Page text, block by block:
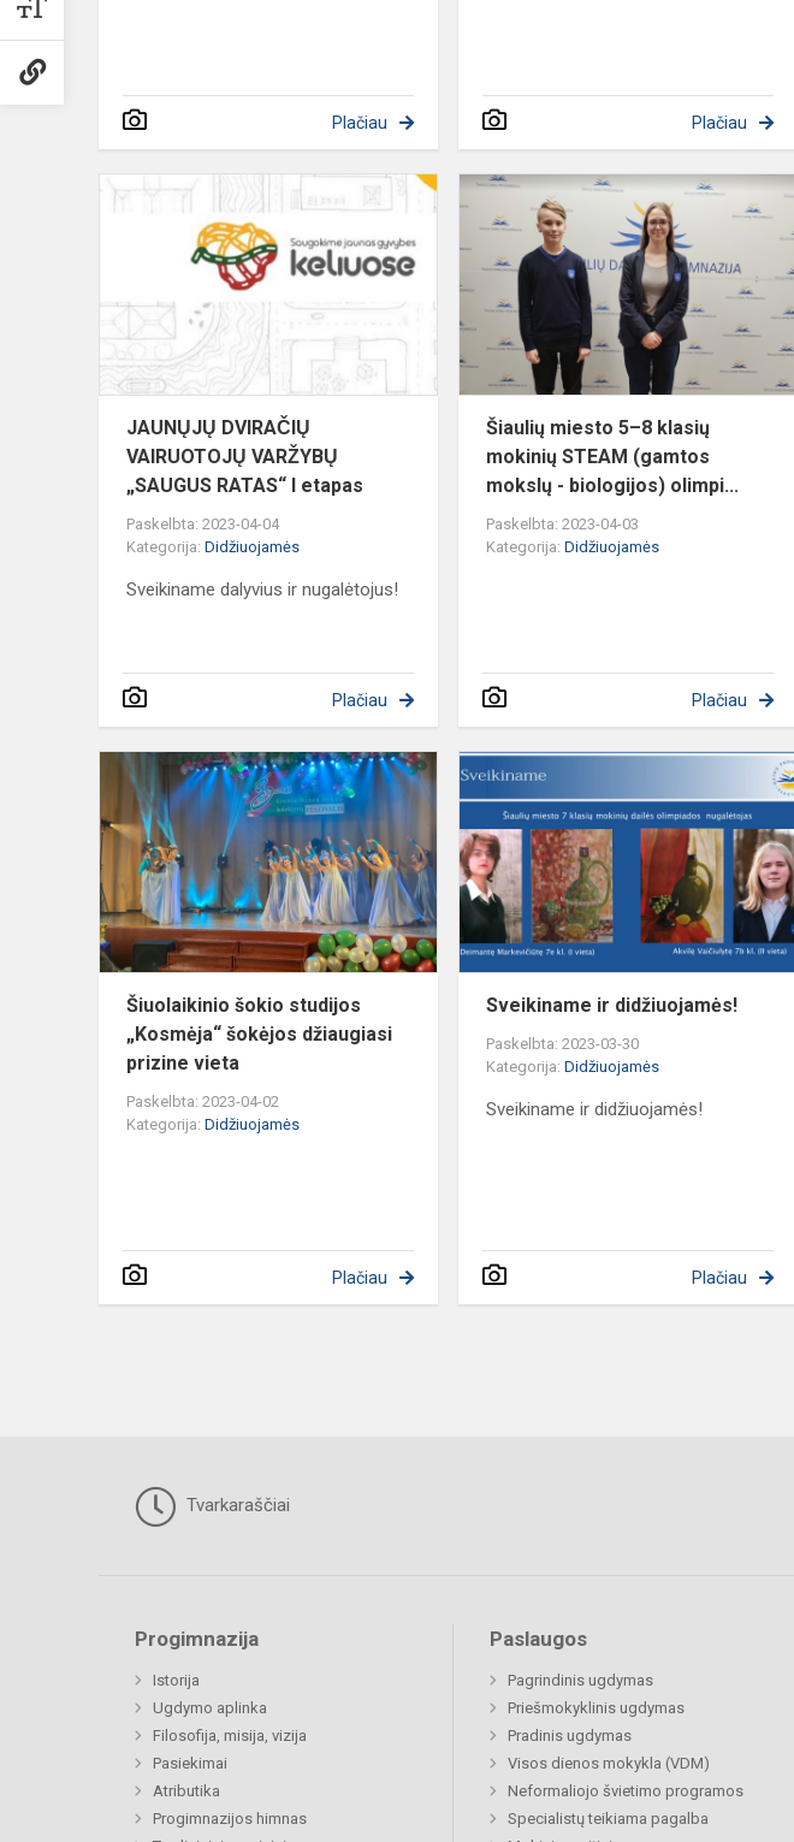
Plačiau Plačiau
JAUNŲJŲ
DVIRAČIŲ
VAIRUOTOJŲ
VARŽYBŲ
„SAUGUS
RATAS“
I...
JAUNŲJŲ DVIRAČIŲ
VAIRUOTOJŲ VARŽYBŲ
„SAUGUS RATAS“ I etapas
Paskelbta: 2023-04-04
Kategorija: Didžiuojamės
Sveikiname dalyvius ir nugalėtojus!
Plačiau
Šiaulių miesto 5–8 klasių
mokinių STEAM (gamtos
mokslų - biologijos) olimpi...
Paskelbta: 2023-04-03
Kategorija:Didžiuojamės
Plačiau
Šiuolaikinio
šokio
studijos
„Kosmėja“
šokėjos
džiaugiasi
pr...
Šiuolaikinio šokio studijos
„Kosmėja“ šokėjos džiaugiasi
prizine vieta
Paskelbta: 2023-04-02
Kategorija: Didžiuojamės
Plačiau
Sveikiname ir didžiuojamės!
Paskelbta: 2023-03-30
Kategorija:Didžiuojamės
Sveikiname ir didžiuojamės!
Plačiau
Tvarkaraščiai
Progimnazija
Istorija
Ugdymo aplinka
Filosofija, misija, vizija
Pasiekimai
Atributika
Progimnazijos himnas
Paslaugos
Pagrindinis ugdymas
Priešmokyklinis ugdymas
Pradinis ugdymas
Visos dienos mokykla (VDM)
Neformaliojo švietimo programos
Specialistų teikiama pagalba